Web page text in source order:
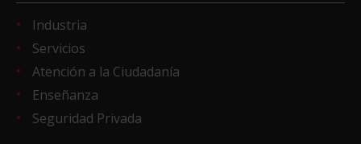
Industria
Servicios
Atención a la Ciudadanía
Enseñanza
Seguridad Privada